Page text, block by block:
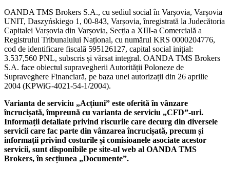
OANDA TMS Brokers S.A., cu sediul social în Varșovia, Varșovia
UNIT, Daszyńskiego 1, 00-843, Varșovia, înregistrată la Judecătoria
Capitalei Varșovia din Varșovia, Secția a XIII-a Comercială a
Registrului Tribunalului Național, cu numărul KRS 0000204776,
cod de identificare fiscală 595126127, capital social inițial:
3.537,560 PNL, subscris și vărsat integral. OANDA TMS Brokers
S.A. face obiectul supravegherii Autorității Poloneze de
Supraveghere Financiară, pe baza unei autorizații din 26 aprilie
2004 (KPWiG-4021-54-1/2004).
Varianta de serviciu „Acțiuni” este oferită în vânzare
încrucișată, împreună cu varianta de serviciu „CFD”-uri.
Informații detaliate privind riscurile care decurg din diversele
servicii care fac parte din vânzarea încrucișată, precum și
informații privind costurile și comisioanele asociate acestor
servicii, sunt disponibile pe site-ul web al OANDA TMS
Brokers, în secțiunea „Documente”.